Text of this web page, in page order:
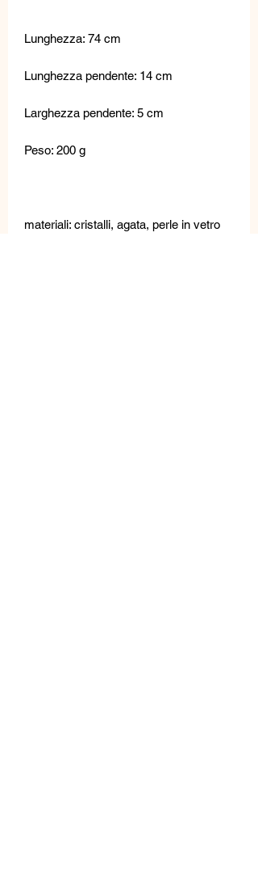
Lunghezza: 74 cm
Lunghezza pendente: 14 cm
Larghezza pendente: 5 cm
Peso: 200 g
materiali: cristalli, agata, perle in vetro